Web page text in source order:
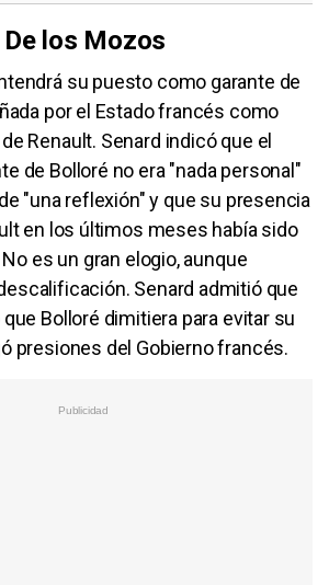
los Mozos
su puesto como garante de
por el Estado francés como
Renault. Senard indicó que el
de Bolloré no era "nada personal"
"una reflexión" y que su presencia
en los últimos meses había sido
es un gran elogio, aunque
Senard admitió que
Bolloré dimitiera para evitar su
presiones del Gobierno francés.